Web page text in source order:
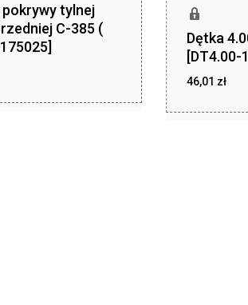
tylnej
C-385 (
Dętka
[DT4.00-
46,01 zł